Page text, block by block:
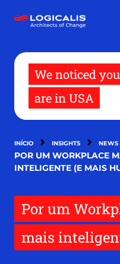
para
We noticed you
are in USA
INÍCIO INSIGHTS NEWS
POR UM WORKPLACE
INTELIGENTE (E MAIS
Por um
mais